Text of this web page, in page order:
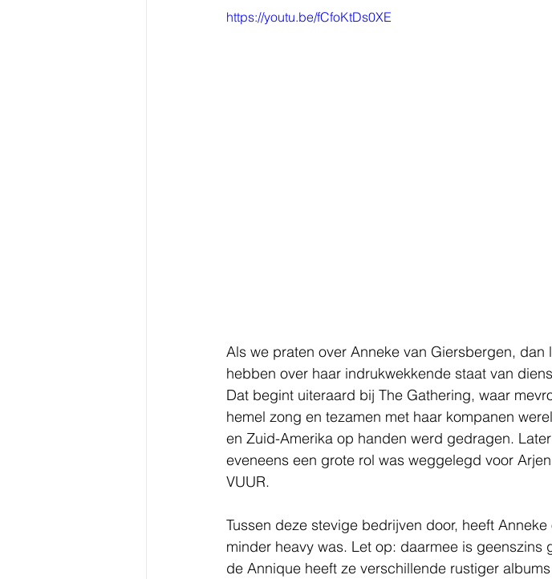
https://youtu.be/fCfoKtDs0XE
Als we praten over Anneke van Giersbergen,
hebben over haar indrukwekkende staat van
Dat begint uiteraard bij The Gathering, waar
hemel zong en tezamen met haar kompanen
en Zuid-Amerika op handen werd gedragen.
eveneens een grote rol was weggelegd voor
VUUR.
Tussen deze stevige bedrijven door, heeft
minder heavy was. Let op: daarmee is
de Annique heeft ze verschillende rustiger